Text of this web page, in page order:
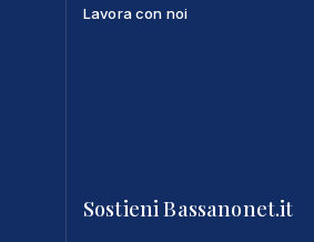
Lavora con noi
Sostieni Bassanonet.it